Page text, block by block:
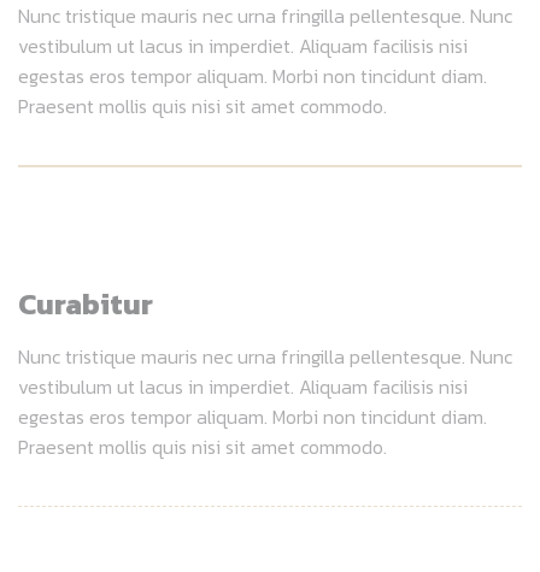
Nunc tristique mauris nec urna fringilla pellentesque. Nunc
vestibulum ut lacus in imperdiet. Aliquam facilisis nisi
egestas eros tempor aliquam. Morbi non tincidunt diam.
Praesent mollis quis nisi sit amet commodo.
Curabitur
Nunc tristique mauris nec urna fringilla pellentesque. Nunc
vestibulum ut lacus in imperdiet. Aliquam facilisis nisi
egestas eros tempor aliquam. Morbi non tincidunt diam.
Praesent mollis quis nisi sit amet commodo.